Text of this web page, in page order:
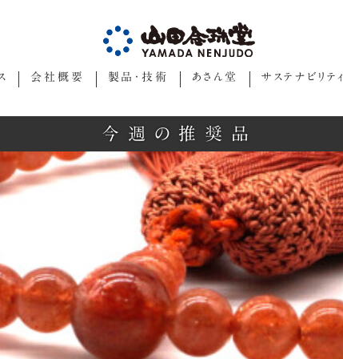
会社概要 製品・技術 あさん堂 サステナビリティ
今週の推奨品